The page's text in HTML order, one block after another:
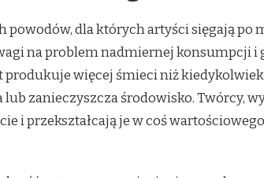
powodów, dla których artyści sięgają po
na problem nadmiernej konsumpcji i
produkuje więcej śmieci niż
zanieczyszcza środowisko. Twórcy,
i przekształcają je w coś